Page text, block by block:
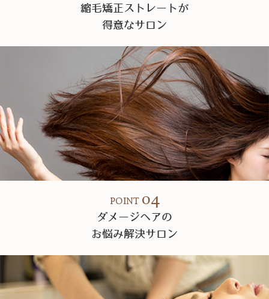
縮毛矯正ストレートが
得意なサロン
POINT 04
ダメージヘアの
お悩み解決サロン